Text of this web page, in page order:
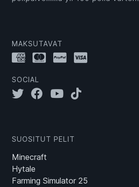
MAKSUTAVAT
SOCIAL
SUOSITUT PELIT
Minecraft
Hytale
Farming Simulator 25